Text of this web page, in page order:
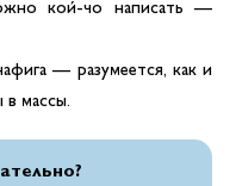
кой-чо написать —
— разумеется, как и
в массы.